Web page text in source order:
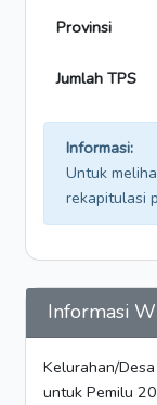
Provinsi
Jumlah TPS
Informasi:
Untuk
rekapitulasi
Informasi
Kelurahan/Desa
untuk Pemilu